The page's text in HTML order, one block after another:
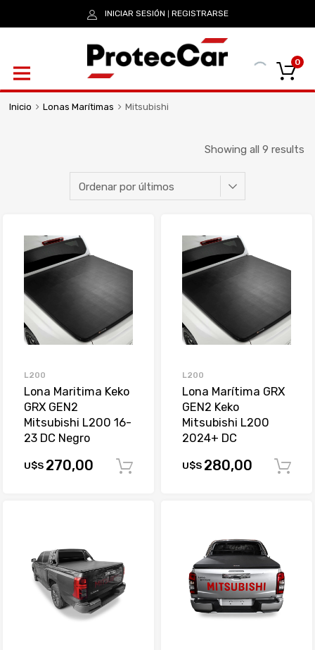
INICIAR SESIÓN REGISTRARSE
0
Inicio Lonas Marítimas Mitsubishi
Showing all 9 results
L200
Lona Maritima Keko
GRX GEN2
Mitsubishi L200 16-
23 DC Negro
U$S 270,00 Comprar
L200
Lona Marítima GRX
GEN2 Keko
Mitsubishi L200
2024+ DC
U$S 280,00